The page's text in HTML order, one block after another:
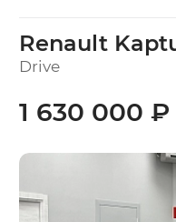
Renault
Drive
1 630 000 ₽